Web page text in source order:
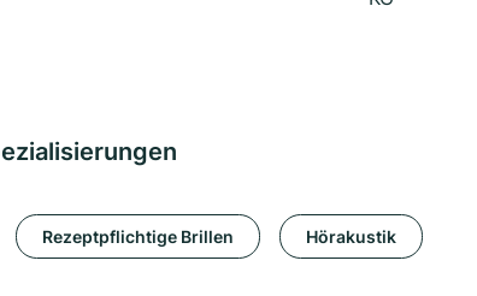
Rezeptpflichtige Brillen Hörakustik